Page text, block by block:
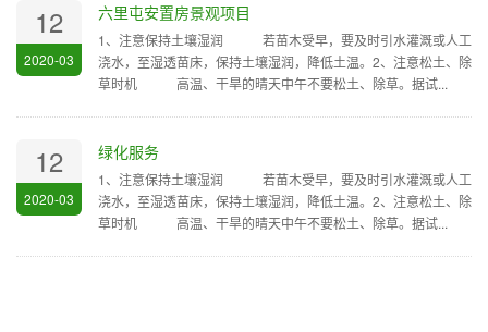
12
2020-03
六里屯安置房景观项目
1、注意保持土壤湿润 若苗木受早，要及时引水灌溉或人工
浇水，至湿透苗床，保持土壤湿润，降低土温。2、注意松土、除
草时机 高温、干旱的晴天中午不要松土、除草。据试...
12
2020-03
绿化服务
1、注意保持土壤湿润 若苗木受早，要及时引水灌溉或人工
浇水，至湿透苗床，保持土壤湿润，降低土温。2、注意松土、除
草时机 高温、干旱的晴天中午不要松土、除草。据试...